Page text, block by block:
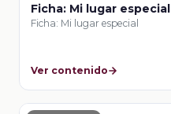
Ficha: Mi lugar especial
Ficha: Mi lugar especial
Ver contenido